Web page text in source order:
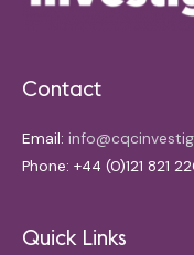
Contact
Email:
Phone: +44 (0)121 821
Quick Links